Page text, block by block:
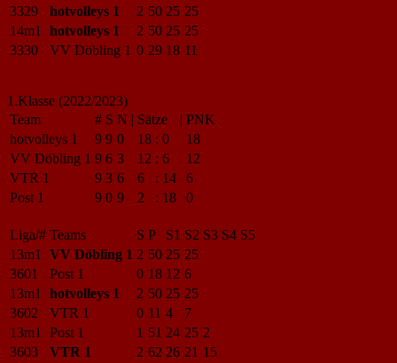
3329
hotvolleys 1 2 50 25 25
14m1
hotvolleys 1 2 50 25 25
3330
VV Döbling 1 0 29 18 11
1.Klasse (2022/2023)
Team
# S N | Sätze | PNK
hotvolleys 1
9 9 0 18 : 0
18
VV Döbling 1 9 6 3 12 : 6
12
VTR 1
9 3 6 6 : 14
6
Post 1
9 0 9 2 : 18 0
Liga/# Teams S P S1 S2 S3 S4 S5
13m1
VV Döbling 1 2 50 25 25
3601
Post 1 0 18 12 6
13m1
hotvolleys 1 2 50 25 25
3602
VTR 1 0 11 4
7
13m1
Post 1 1 51 24 25 2
3603
VTR 1 2 62 26 21 15